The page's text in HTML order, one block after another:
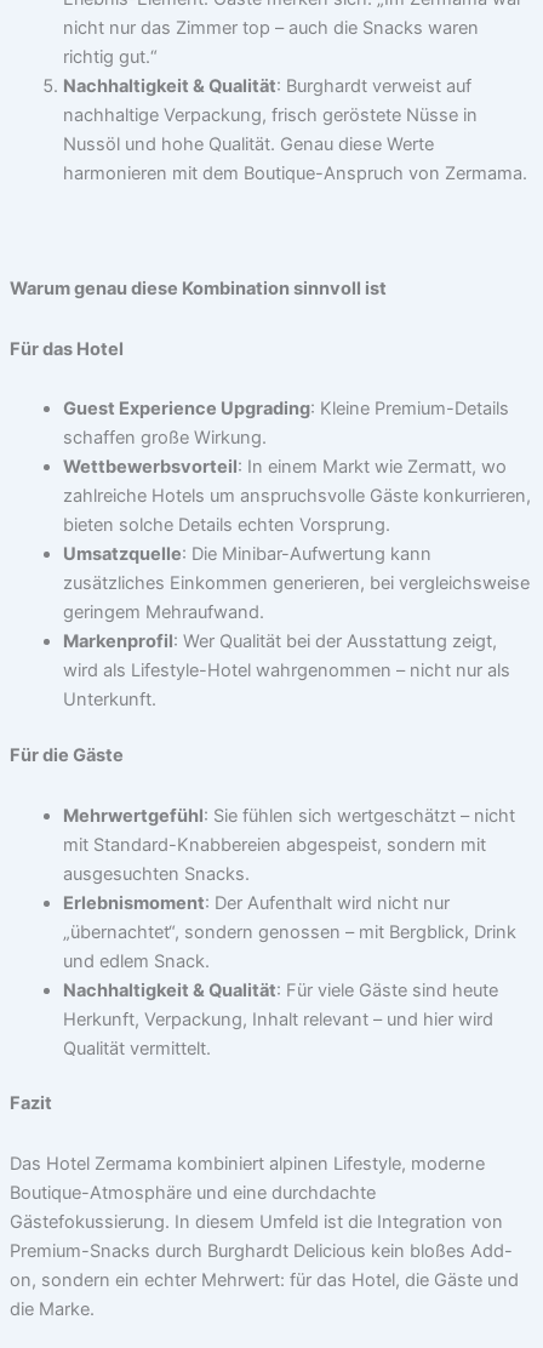
nicht nur das Zimmer top – auch die Snacks waren
richtig gut.“
Nachhaltigkeit & Qualität: Burghardt verweist auf
nachhaltige Verpackung, frisch geröstete Nüsse in
Nussöl und hohe Qualität. Genau diese Werte
harmonieren mit dem Boutique-Anspruch von Zermama.
Warum genau diese Kombination sinnvoll ist
Für das Hotel
Guest Experience Upgrading: Kleine Premium-Details
schaffen große Wirkung.
Wettbewerbsvorteil: In einem Markt wie Zermatt, wo
zahlreiche Hotels um anspruchsvolle Gäste konkurrieren,
bieten solche Details echten Vorsprung.
Umsatzquelle: Die Minibar-Aufwertung kann
zusätzliches Einkommen generieren, bei vergleichsweise
geringem Mehraufwand.
Markenprofil: Wer Qualität bei der Ausstattung zeigt,
wird als Lifestyle-Hotel wahrgenommen – nicht nur als
Unterkunft.
Für die Gäste
Mehrwertgefühl: Sie fühlen sich wertgeschätzt – nicht
mit Standard-Knabbereien abgespeist, sondern mit
ausgesuchten Snacks.
Erlebnismoment: Der Aufenthalt wird nicht nur
„übernachtet“, sondern genossen – mit Bergblick, Drink
und edlem Snack.
Nachhaltigkeit & Qualität: Für viele Gäste sind heute
Herkunft, Verpackung, Inhalt relevant – und hier wird
Qualität vermittelt.
Fazit
Das Hotel Zermama kombiniert alpinen Lifestyle, moderne
Boutique-Atmosphäre und eine durchdachte
Gästefokussierung. In diesem Umfeld ist die Integration von
Premium-Snacks durch Burghardt Delicious kein bloßes Add-
on, sondern ein echter Mehrwert: für das Hotel, die Gäste und
die Marke.